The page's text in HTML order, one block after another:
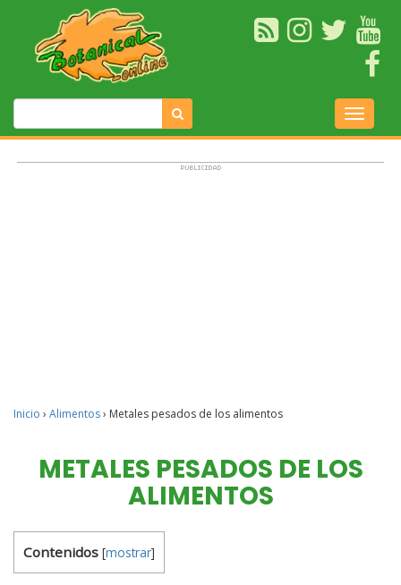
Inicio › Alimentos› Metales pesados de los alimentos
METALES PESADOS DE LOS
ALIMENTOS
Contenidos [mostrar]